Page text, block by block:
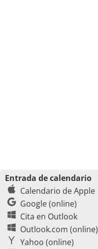
Entrada de calendario
Calendario de Apple
Google (online)
Cita en Outlook
Outlook.com (online)
Yahoo (online)